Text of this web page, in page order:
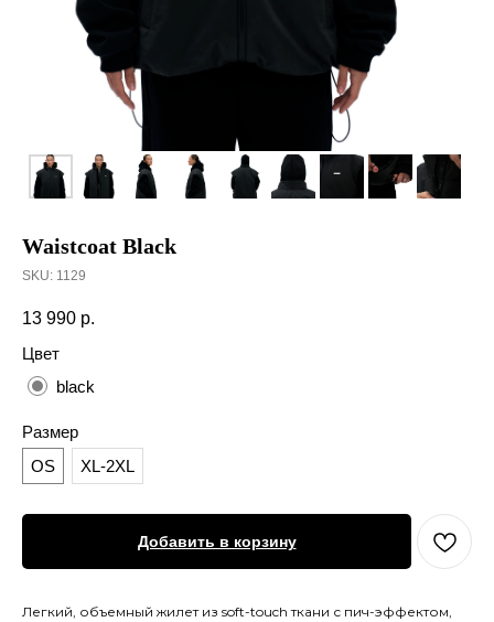
Waistcoat Вlack
SKU: 1129
13 990 р.
Цвет
black
Размер
OS
XL-2XL
Добавить в корзину
Легкий, объемный жилет из soft-touch ткани с пич-эффектом,